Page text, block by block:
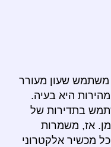
משתמש שעון מעורר
היא בעיה.
בתדירות של
אז, משמרות
כל מכשיר אלקטרוני